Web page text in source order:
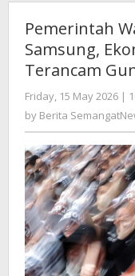
Pemerintah
Samsung,
Terancam
Friday, 15 May 2026 |
by Berita